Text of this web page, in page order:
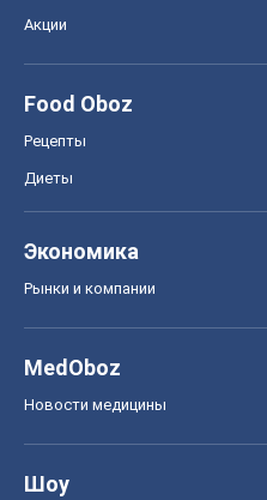
Акции
Food Oboz
Рецепты
Диеты
Экономика
Рынки и компании
MedOboz
Новости медицины
Шоу